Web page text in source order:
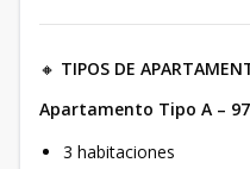
🔸 TIPOS DE
Apartamento Tipo A –
3 habitaciones